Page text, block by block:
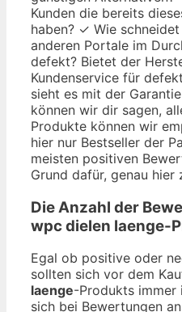
Kunden die bereits
haben? ✓ Wie
anderen Portale im
defekt? Bietet der
Kundenservice für
sieht es mit der
können wir dir sagen,
Produkte können wir
hier nur Bestseller der
meisten positiven
Grund dafür, genau hier
Die Anzahl der
wpc dielen laenge-
Egal ob positive oder
sollten sich vor dem
laenge-Produkts immer
sich bei Bewertungen